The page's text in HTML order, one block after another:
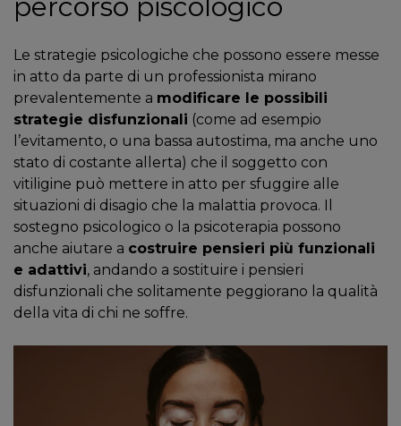
percorso piscologico
Le strategie psicologiche che possono essere messe
in atto da parte di un professionista mirano
prevalentemente a modificare le possibili
strategie disfunzionali (come ad esempio
l’evitamento, o una bassa autostima, ma anche uno
stato di costante allerta) che il soggetto con
vitiligine può mettere in atto per sfuggire alle
situazioni di disagio che la malattia provoca. Il
sostegno psicologico o la psicoterapia possono
anche aiutare a costruire pensieri più funzionali
e adattivi, andando a sostituire i pensieri
disfunzionali che solitamente peggiorano la qualità
della vita di chi ne soffre.